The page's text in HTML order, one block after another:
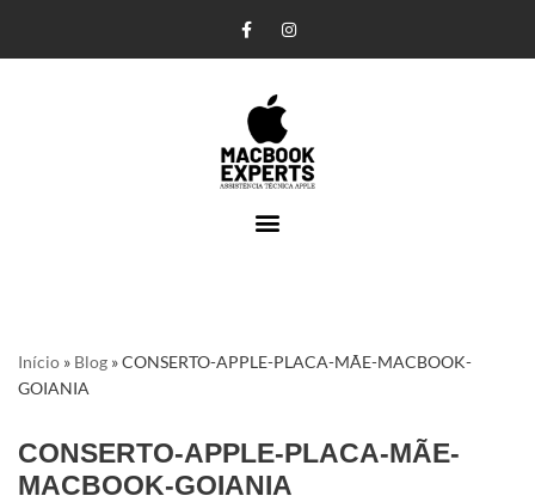
Pular
Início » Blog »CONSERTO-APPLE-PLACA-MÃE-MACBOOK-
GOIANIA
CONSERTO-APPLE-PLACA-MÃE-
MACBOOK-GOIANIA